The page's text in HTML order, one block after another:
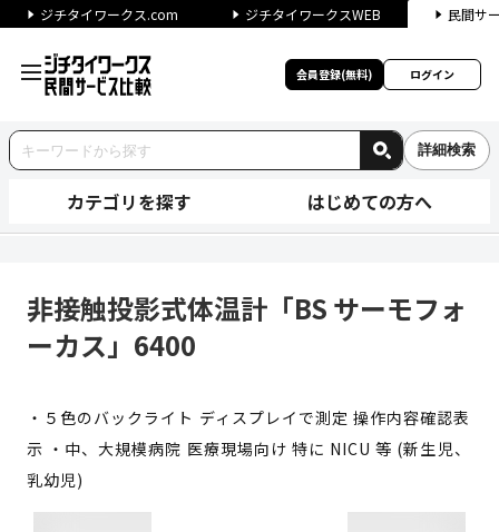
ジチタイワークス.com ジチタイワークスWEB 民間サ
会員登録(無料) ログイン
詳細検索
カテゴリを探す はじめての方へ
非接触投影式体温計「BS サーモフォ
ーカス」6400
・５色のバックライト ディスプレイで測定 操作内容確認表
示 ・中、大規模病院 医療現場向け 特に NICU 等 (新生児、
乳幼児)